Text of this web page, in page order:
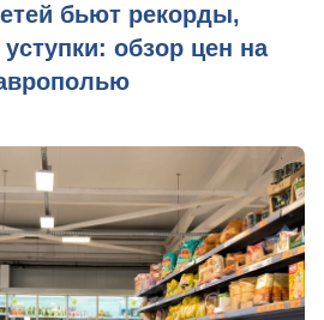
бьют рекорды,
обзор цен на